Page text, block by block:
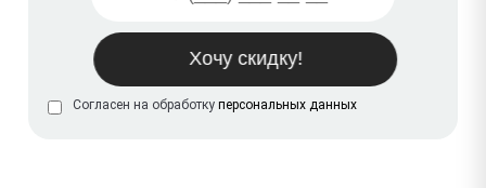
Согласен на обработку персональных данных